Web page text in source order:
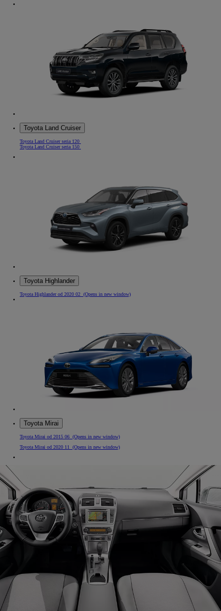
Toyota Land Cruiser
Toyota Land Cruiser seria 120
Toyota Land Cruiser seria 150
Toyota Highlander
Toyota Highlander od 2020 02 (Opens in new window)
Toyota Mirai
Toyota Mirai od 2015 06 (Opens in new window)
Toyota Mirai od 2020 11
(Opens in new window)